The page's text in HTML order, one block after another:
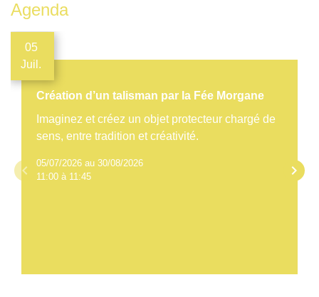
Agenda
05
Juil.
Création d’un talisman par la Fée Morgane
Imaginez et créez un objet protecteur chargé de
sens, entre tradition et créativité.
05/07/2026 au 30/08/2026
11:00 à 11:45
keyboard_arrow_left keyboard_arrow_right